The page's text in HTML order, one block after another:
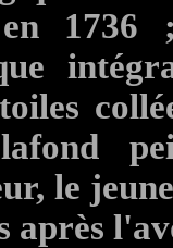
en
le
après